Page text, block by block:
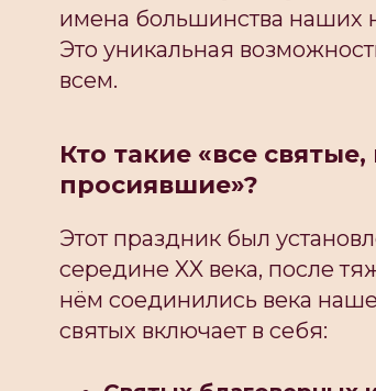
имена большинства наших
Это уникальная
всем.
Кто такие «все
просиявшие»?
Этот праздник был
середине XX века, после
нём соединились века
святых включает в себя: